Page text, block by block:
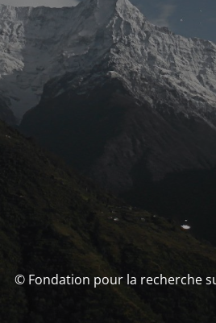
© Fondation pour la recherche